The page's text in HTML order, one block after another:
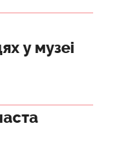
у музеі